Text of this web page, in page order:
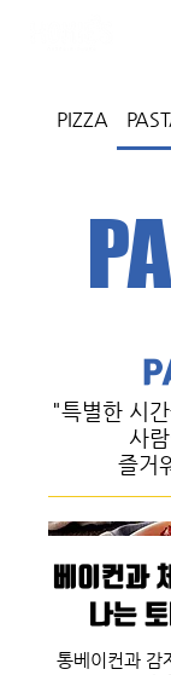
PIZZA
"특별한 시
사
즐거
베이컨과
나는
통베이컨과 감